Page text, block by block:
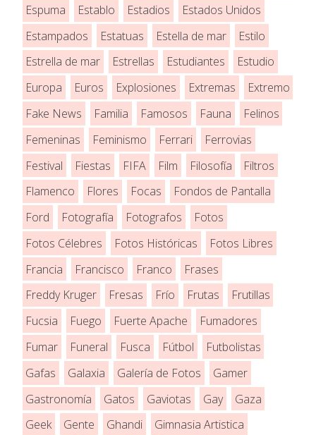
Espuma
Establo Estadios
Estados Unidos
Estampados
Estatuas Estella de mar
Estilo
Estrella de mar
Estrellas Estudiantes
Estudio
Europa
Euros Explosiones Extremas
Extremo
Fake News
Familia Famosos Fauna
Felinos
Femeninas
Feminismo Ferrari
Ferrovias
Festival
Fiestas FIFA Film Filosofía
Filtros
Flamenco
Flores Focas
Fondos de Pantalla
Ford
Fotografía Fotografos
Fotos
Fotos Célebres
Fotos Históricas
Fotos Libres
Francia
Francisco Franco
Frases
Freddy Kruger
Fresas Frío Frutas
Frutillas
Fucsia
Fuego Fuerte Apache
Fumadores
Fumar
Funeral Fusca Fútbol
Futbolistas
Gafas
Galaxia Galería de Fotos
Gamer
Gastronomía
Gatos Gaviotas Gay
Gaza
Geek
Gente Ghandi
Gimnasia Artistica